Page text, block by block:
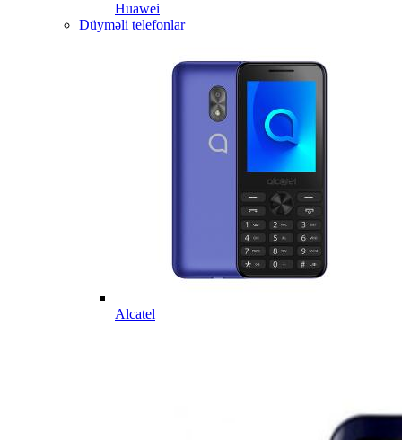
Huawei
Düyməli telefonlar
Alcatel